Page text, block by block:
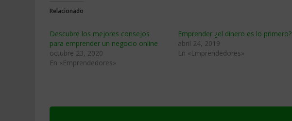
Relacionado
Descubre los mejores consejos
para emprender un negocio online
octubre 23, 2020
En «Emprendedores»
Emprender ¿el dinero es lo primero?
abril 24, 2019
En «Emprendedores»